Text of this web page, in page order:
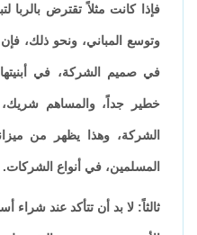
فإذا كانت مثلاً تقترض بالربا
وتوسع المباني، ونحو ذلك،
في صميم الشركة، في
خطير جداً، والمساهم
الشركة، وهذا يظهر من
المسلمين، في أنواع الشركات.
ثالثاً: لا بد أن تتأكد عند